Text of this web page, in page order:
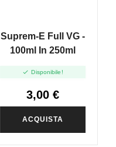
Suprem-E Full VG -
100ml In 250ml
 Disponibile!
3,00 €
ACQUISTA